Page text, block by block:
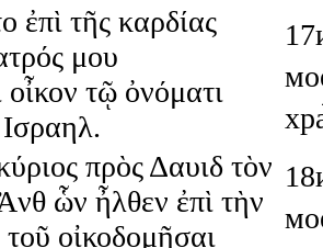
ἐπὶ τῆς καρδίας
μου
οἶκον τῷ ὀνόματι
Ισραηλ.
17
πρὸςΔαυιδ τὸν
ὧν ἦλθεν ἐπὶ τὴν
τοῦ οἰκοδομῆσαι
18